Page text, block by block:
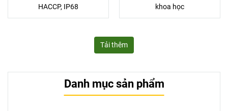
HACCP, IP68
khoa học
Tải thêm
Danh mục sản phẩm